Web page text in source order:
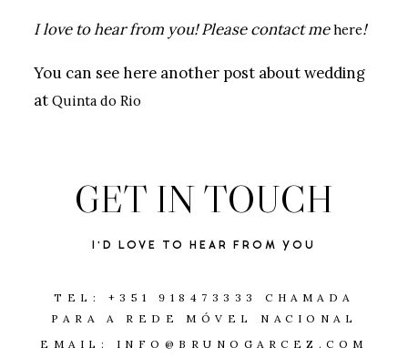
I love to hear from you! Please contact mehere!
You can see here another post about wedding
atQuinta do Rio
GET IN TOUCH
I'D LOVE TO HEAR FROM YOU
TEL: +351 918473333 CHAMADA
PARA A REDE MÓVEL NACIONAL
EMAIL: INFO@BRUNOGARCEZ.COM